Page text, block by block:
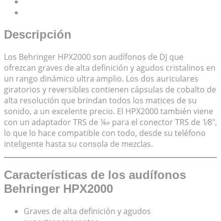
Descripción
Los Behringer HPX2000 son audífonos de DJ que
ofrezcan graves de alta definición y agudos cristalinos en
un rango dinámico ultra amplio. Los dos auriculares
giratorios y reversibles contienen cápsulas de cobalto de
alta resolución que brindan todos los matices de su
sonido, a un excelente precio. El HPX2000 también viene
con un adaptador TRS de ¼» para el conector TRS de 1⁄8″,
lo que lo hace compatible con todo, desde su teléfono
inteligente hasta su consola de mezclas.
Características de los audífonos
Behringer HPX2000
Graves de alta definición y agudos